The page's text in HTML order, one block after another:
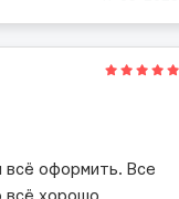
всё оформить. Все